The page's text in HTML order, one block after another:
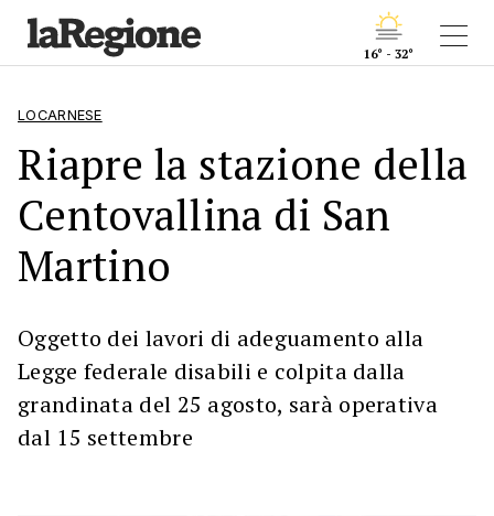
16° - 32°
LOCARNESE
Riapre la stazione della
Centovallina di San
Martino
Oggetto dei lavori di adeguamento alla
Legge federale disabili e colpita dalla
grandinata del 25 agosto, sarà operativa
dal 15 settembre